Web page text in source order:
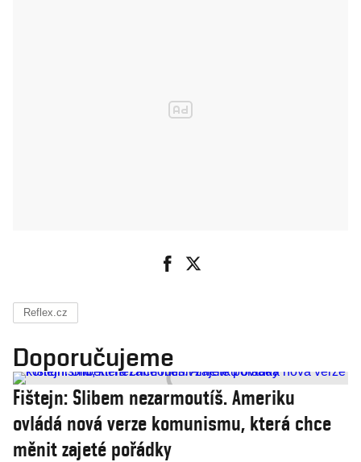
Reflex.cz
Doporučujeme
Fištejn: Slibem nezarmoutíš. Ameriku
ovládá nová verze komunismu, která chce
měnit zajeté pořádky